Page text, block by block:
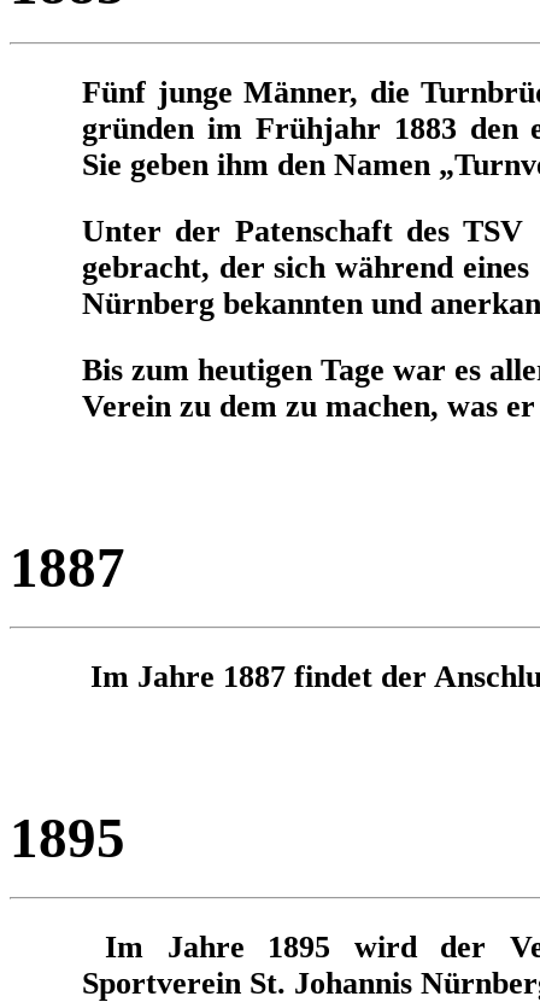
Fünf junge Männer, die
gründen im Frühjahr 1883 den
Sie geben ihm den Namen
Unter der Patenschaft des
gebracht, der sich während
Nürnberg bekannten und
Bis zum heutigen Tage war es
Verein zu dem zu machen, was
1887
Im Jahre 1887 findet der
1895
Im Jahre 1895 wird der
Sportverein St. Johannis